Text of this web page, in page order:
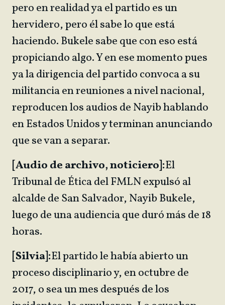
pero en realidad ya el partido es un
hervidero, pero él sabe lo que está
haciendo. Bukele sabe que con eso está
propiciando algo. Y en ese momento pues
ya la dirigencia del partido convoca a su
militancia en reuniones a nivel nacional,
reproducen los audios de Nayib hablando
en Estados Unidos y terminan anunciando
que se van a separar.
[Audio de archivo, noticiero]:El
Tribunal de Ética del FMLN expulsó al
alcalde de San Salvador, Nayib Bukele,
luego de una audiencia que duró más de 18
horas.
[Silvia]:El partido le había abierto un
proceso disciplinario y, en octubre de
2017, o sea un mes después de los